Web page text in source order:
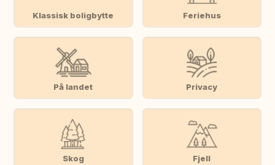
Klassisk boligbytte Feriehus
På landet Privacy
Skog Fjell